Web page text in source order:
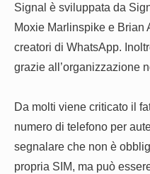
Signal è sviluppata da
Moxie Marlinspike e Brian
creatori di WhatsApp.
grazie all’organizzazione
Da molti viene criticato il
numero di telefono per
segnalare che non è
propria SIM, ma può